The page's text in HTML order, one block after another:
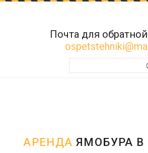
Почта для
АРЕНДА ЯМОБУРА В